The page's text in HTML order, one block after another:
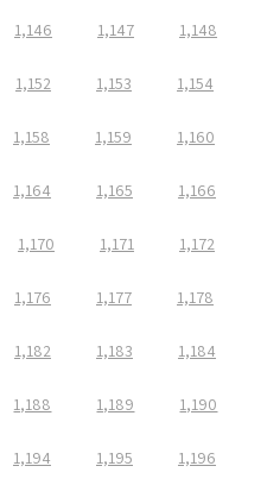
1,146 1,147 1,148
1,152 1,153 1,154
1,158 1,159 1,160
1,164 1,165 1,166
1,170 1,171 1,172
1,176 1,177 1,178
1,182 1,183 1,184
1,188 1,189 1,190
1,194 1,195 1,196